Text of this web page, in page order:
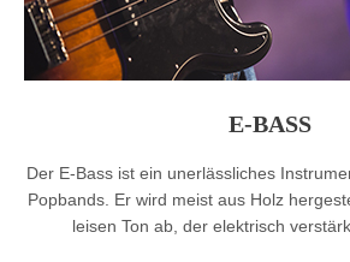
E-BASS
Der E-Bass ist ein unerlässliches
Popbands. Er wird meist aus Holz
leisen Ton ab, der elektrisch